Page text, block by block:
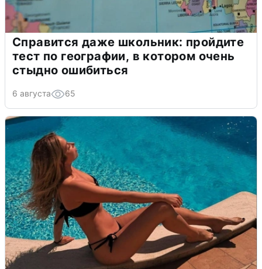
Справится даже школьник: пройдите
тест по географии, в котором очень
стыдно ошибиться
6 августа 65